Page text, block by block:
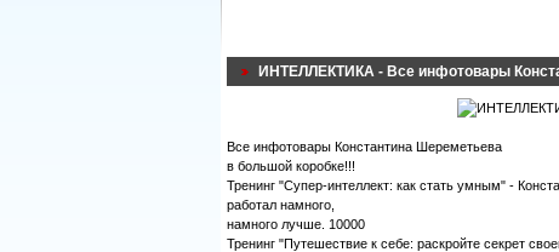
ИНТЕЛЛЕКТИКА - Все инфотовары
Все инфотовары Константина Шереметьева
в большой коробке!!!
Тренинг "Супер-интеллект: как стать умным" -
работал намного,
намного лучше. 10000
Тренинг "Путешествие к себе: раскройте секрет